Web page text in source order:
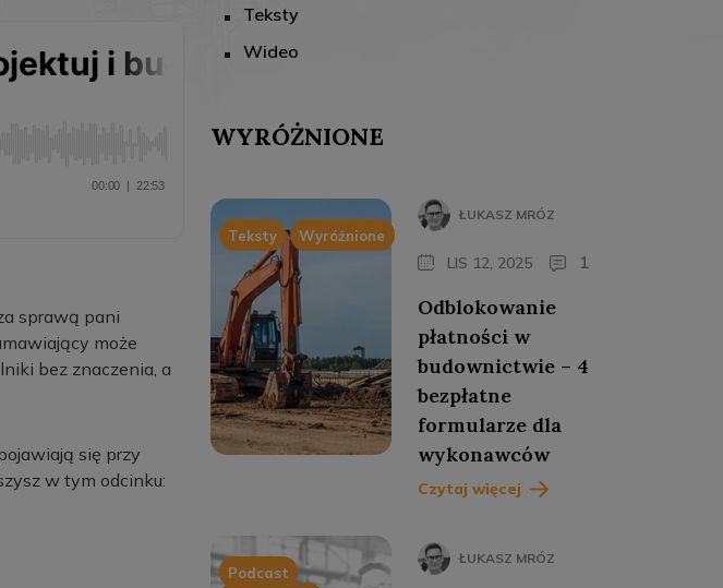
sprawą pani
może
bez znaczenia, a
się przy
w tym odcinku:
Teksty
Wideo
WYRÓŻNIONE
Teksty Wyróżnione
ŁUKASZ MRÓZ
LIS 12, 2025 1
Odblokowanie
płatności w
budownictwie – 4
bezpłatne
formularze dla
wykonawców
Czytaj więcej
Podcast
ŁUKASZ MRÓZ